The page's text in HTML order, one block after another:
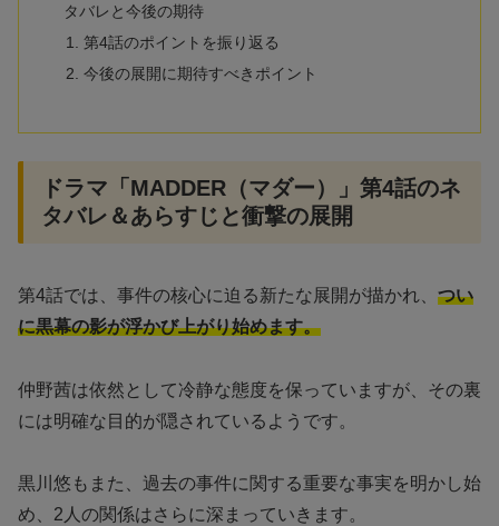
タバレと今後の期待
第4話のポイントを振り返る
今後の展開に期待すべきポイント
ドラマ「MADDER（マダー）」第4話のネ
タバレ＆あらすじと衝撃の展開
第4話では、事件の核心に迫る新たな展開が描かれ、 つい
に黒幕の影が浮かび上がり始めます。
仲野茜は依然として冷静な態度を保っていますが、その裏
には明確な目的が隠されているようです。
黒川悠もまた、過去の事件に関する重要な事実を明かし始
め、2人の関係はさらに深まっていきます。